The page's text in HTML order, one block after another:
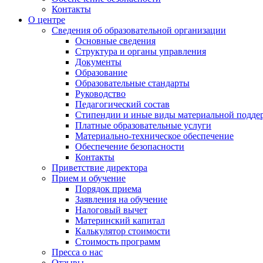
Контакты
О центре
Сведения об образовательной организации
Основные сведения
Структура и органы управления
Документы
Образование
Образовательные стандарты
Руководство
Педагогический состав
Стипендии и иные виды материальной
Платные образовательные услуги
Материально-техническое обеспечение
Обеспечение безопасности
Контакты
Приветствие директора
Прием и обучение
Порядок приема
Заявления на обучение
Налоговый вычет
Материнский капитал
Калькулятор стоимости
Стоимость программ
Пресса о нас